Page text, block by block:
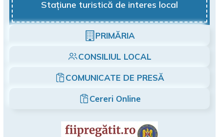
Stațiune turistică de interes local
PRIMĂRIA
CONSILIUL LOCAL
COMUNICATE DE PRESĂ
Cereri Online